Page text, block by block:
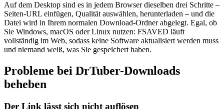
Auf dem Desktop sind es in jedem Browser dieselben drei Schritte –
Seiten-URL einfügen, Qualität auswählen, herunterladen – und die
Datei wird in Ihrem normalen Download-Ordner abgelegt. Egal, ob
Sie Windows, macOS oder Linux nutzen: FSAVED läuft
vollständig im Web, sodass keine Software aktualisiert werden muss
und niemand weiß, was Sie gespeichert haben.
Probleme bei DrTuber-Downloads
beheben
Der Link lässt sich nicht auflösen